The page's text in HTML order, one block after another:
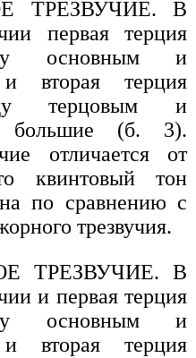
ТРЕЗВУЧИЕ. В
первая терция
основным и
вторая терция
терцовым и
большие (б. 3).
отличается от
квинтовый тон
по сравнению с
трезвучия.
ТРЕЗВУЧИЕ. В
и первая терция
основным и
вторая терция